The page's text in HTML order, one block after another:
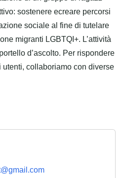
sostenere ecreare percorsi
sociale al fine di tutelare
migranti LGBTQI+. L’attività
d’ascolto. Per rispondere
collaboriamo con diverse